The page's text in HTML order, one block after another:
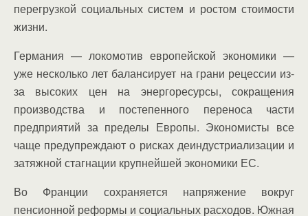
перегрузкой социальных систем и ростом стоимости
жизни.
Германия — локомотив европейской экономики —
уже несколько лет балансирует на грани рецессии из-
за высоких цен на энергоресурсы, сокращения
производства и постепенного переноса части
предприятий за пределы Европы. Экономисты все
чаще предупреждают о рисках деиндустриализации и
затяжной стагнации крупнейшей экономики ЕС.
Во Франции сохраняется напряжение вокруг
пенсионной реформы и социальных расходов. Южная